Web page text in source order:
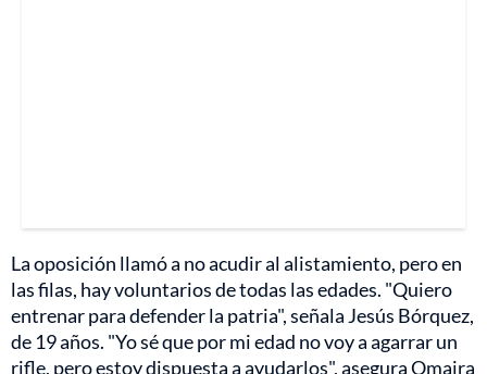
La oposición llamó a no acudir al alistamiento, pero en
las filas, hay voluntarios de todas las edades. "Quiero
entrenar para defender la patria", señala Jesús Bórquez,
de 19 años. "Yo sé que por mi edad no voy a agarrar un
rifle, pero estoy dispuesta a ayudarlos", asegura Omaira